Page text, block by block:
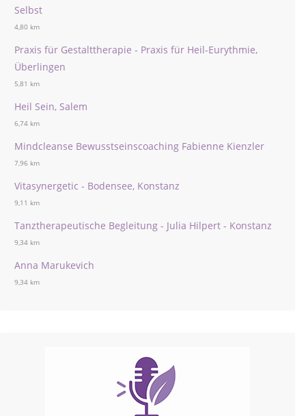
Selbst
4,80 km
Praxis für Gestalttherapie - Praxis für Heil-Eurythmie,
Überlingen
5,81 km
Heil Sein, Salem
6,74 km
Mindcleanse Bewusstseinscoaching Fabienne Kienzler
7,96 km
Vitasynergetic - Bodensee, Konstanz
9,11 km
Tanztherapeutische Begleitung - Julia Hilpert - Konstanz
9,34 km
Anna Marukevich
9,34 km